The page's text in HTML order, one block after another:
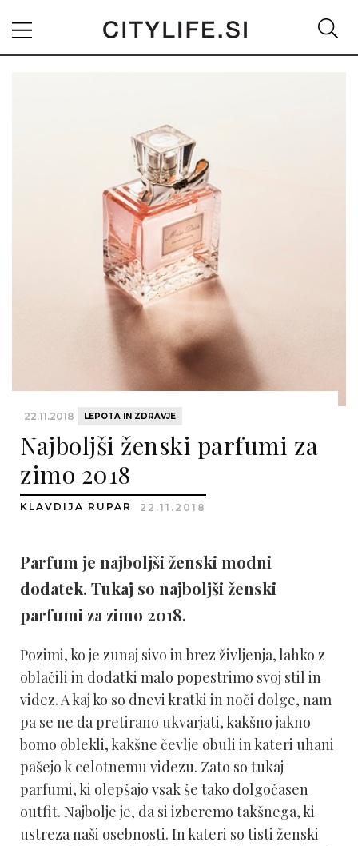
22.11.2018 LEPOTA IN ZDRAVJE
Najboljši ženski parfumi za
zimo 2018
KLAVDIJA RUPAR 22.11.2018
Parfum je najboljši ženski modni
dodatek. Tukaj so najboljši ženski
parfumi za zimo 2018.
Pozimi, ko je zunaj sivo in brez življenja, lahko z
oblačili in dodatki malo popestrimo svoj stil in
videz. A kaj ko so dnevi kratki in noči dolge, nam
pa se ne da pretirano ukvarjati, kakšno jakno
bomo oblekli, kakšne čevlje obuli in kateri uhani
pašejo k celotnemu videzu. Zato so tukaj
parfumi, ki olepšajo vsak še tako dolgočasen
outfit. Najbolje je, da si izberemo takšnega, ki
ustreza naši osebnosti. In kateri so tisti ženski